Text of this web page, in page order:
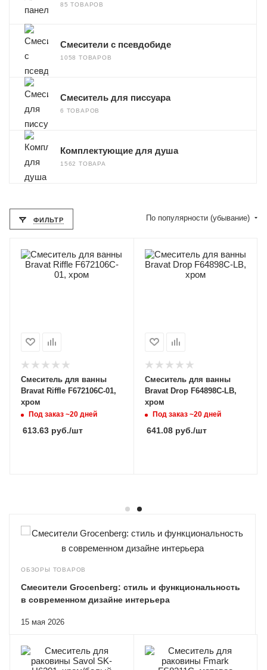
85 ТОВАРОВ
Смесители с псевдобиде
1058 ТОВАРОВ
Смеситель для писсуара
6 ТОВАРОВ
Комплектующие для душа
1562 ТОВАРА
ФИЛЬТР По популярности (убывание)
Смеситель для ванны
Bravat Riffle F672106C-01,
хром
Под заказ ~20 дней
613.63 руб./шт
Смеситель для ванны
Bravat Drop F64898C-LB,
хром
Под заказ ~20 дней
641.08руб./шт
ОБЗОРЫ ТОВАРОВ
15 мая 2026
Смесители Grocenberg: стиль и функциональность
в современном дизайне интерьера